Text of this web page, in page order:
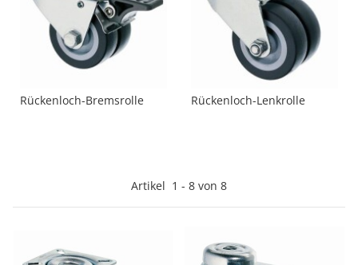
Rückenloch-Bremsrolle Rückenloch-Lenkrolle
Artikel 1 - 8 von 8